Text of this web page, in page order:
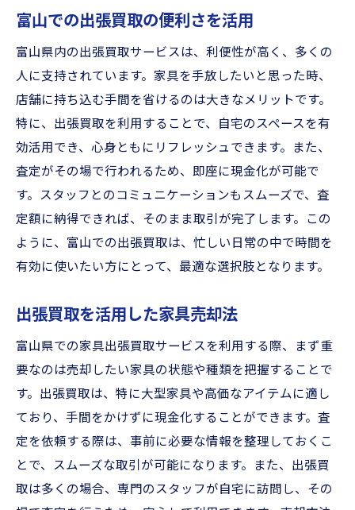
富山での出張買取の便利さを活用
富山県内の出張買取サービスは、利便性が高く、多くの
人に支持されています。家具を手放したいと思った時、
店舗に持ち込む手間を省けるのは大きなメリットです。
特に、出張買取を利用することで、自宅のスペースを有
効活用でき、心身ともにリフレッシュできます。また、
査定がその場で行われるため、即座に現金化が可能で
す。スタッフとのコミュニケーションもスムーズで、査
定額に納得できれば、そのまま取引が完了します。この
ように、富山での出張買取は、忙しい日常の中で時間を
有効に使いたい方にとって、最適な選択肢となります。
出張買取を活用した家具売却法
富山県での家具出張買取サービスを利用する際、まず重
要なのは売却したい家具の状態や種類を把握することで
す。出張買取は、特に大型家具や高価なアイテムに適し
ており、手間をかけずに現金化することができます。査
定を依頼する際は、事前に必要な情報を整理しておくこ
とで、スムーズな取引が可能になります。また、出張買
取は多くの場合、専門のスタッフが自宅に訪問し、その